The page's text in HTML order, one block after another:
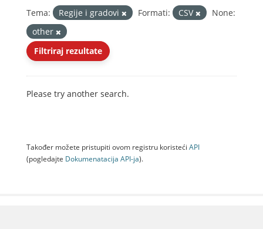
Tema: Regije i gradovi Formati: CSV
None:
other
Filtriraj rezultate
Please try another search.
Također možete pristupiti ovom registru koristeći API
(pogledajte Dokumenаtаcijа API-jа).